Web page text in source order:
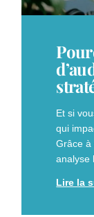
Et si
qui
Grâce à
analyse
Lire la